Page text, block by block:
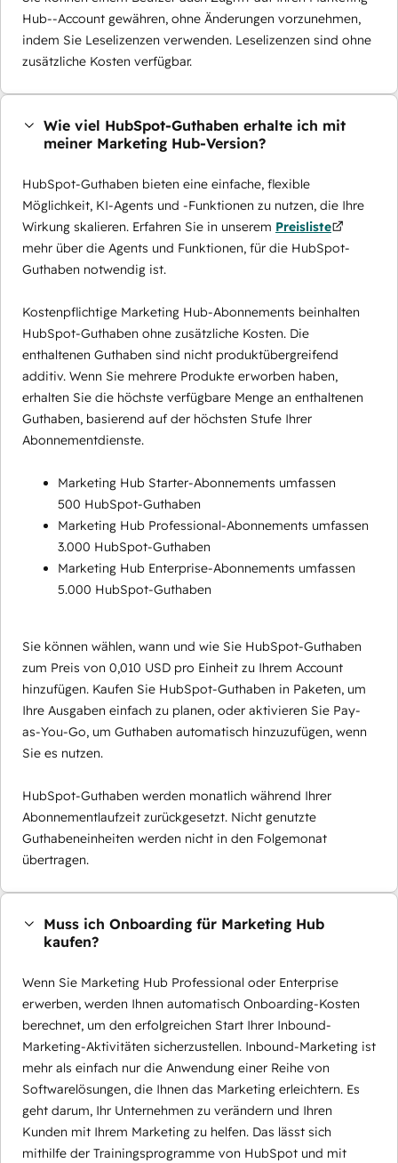
Hub--Account gewähren, ohne Änderungen vorzunehmen,
indem Sie Leselizenzen verwenden. Leselizenzen sind ohne
zusätzliche Kosten verfügbar.
Wie viel HubSpot-Guthaben erhalte ich mit
meiner Marketing Hub-Version?
HubSpot-Guthaben bieten eine einfache, flexible
Möglichkeit, KI-Agents und -Funktionen zu nutzen, die Ihre
Wirkung skalieren. Erfahren Sie in unserem Preisliste
mehr über die Agents und Funktionen, für die HubSpot-
Guthaben notwendig ist.
Kostenpflichtige Marketing Hub-Abonnements beinhalten
HubSpot-Guthaben ohne zusätzliche Kosten. Die
enthaltenen Guthaben sind nicht produktübergreifend
additiv. Wenn Sie mehrere Produkte erworben haben,
erhalten Sie die höchste verfügbare Menge an enthaltenen
Guthaben, basierend auf der höchsten Stufe Ihrer
Abonnementdienste.
Marketing Hub Starter-Abonnements umfassen
500 HubSpot-Guthaben
Marketing Hub Professional-Abonnements umfassen
3.000 HubSpot-Guthaben
Marketing Hub Enterprise-Abonnements umfassen
5.000 HubSpot-Guthaben
Sie können wählen, wann und wie Sie HubSpot-Guthaben
zum Preis von 0,010 USD pro Einheit zu Ihrem Account
hinzufügen. Kaufen Sie HubSpot-Guthaben in Paketen, um
Ihre Ausgaben einfach zu planen, oder aktivieren Sie Pay-
as-You-Go, um Guthaben automatisch hinzuzufügen, wenn
Sie es nutzen.
HubSpot-Guthaben werden monatlich während Ihrer
Abonnementlaufzeit zurückgesetzt. Nicht genutzte
Guthabeneinheiten werden nicht in den Folgemonat
übertragen.
Muss ich Onboarding für Marketing Hub
kaufen?
Wenn Sie Marketing Hub Professional oder Enterprise
erwerben, werden Ihnen automatisch Onboarding-Kosten
berechnet, um den erfolgreichen Start Ihrer Inbound-
Marketing-Aktivitäten sicherzustellen. Inbound-Marketing ist
mehr als einfach nur die Anwendung einer Reihe von
Softwarelösungen, die Ihnen das Marketing erleichtern. Es
geht darum, Ihr Unternehmen zu verändern und Ihren
Kunden mit Ihrem Marketing zu helfen. Das lässt sich
mithilfe der Trainingsprogramme von HubSpot und mit